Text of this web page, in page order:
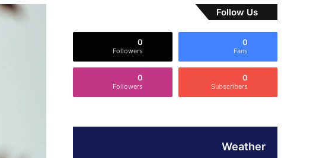
Follow Us
0
Fans
0
Followers
0
Subscribers
0
Followers
Weather